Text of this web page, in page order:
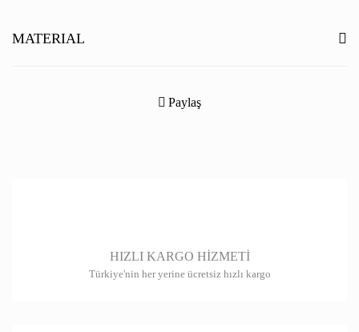
iletebilirsiniz.
Ürün resmi kalitesiz, bozuk veya görüntülenemiyor.
MATERIAL
Paylaş
HIZLI KARGO HİZMETİ
Türkiye'nin her yerine ücretsiz hızlı kargo